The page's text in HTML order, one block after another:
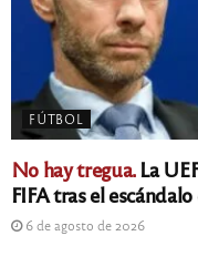
FÚTBOL
No hay tregua.La
FIFA tras el
6 de agosto de 2026